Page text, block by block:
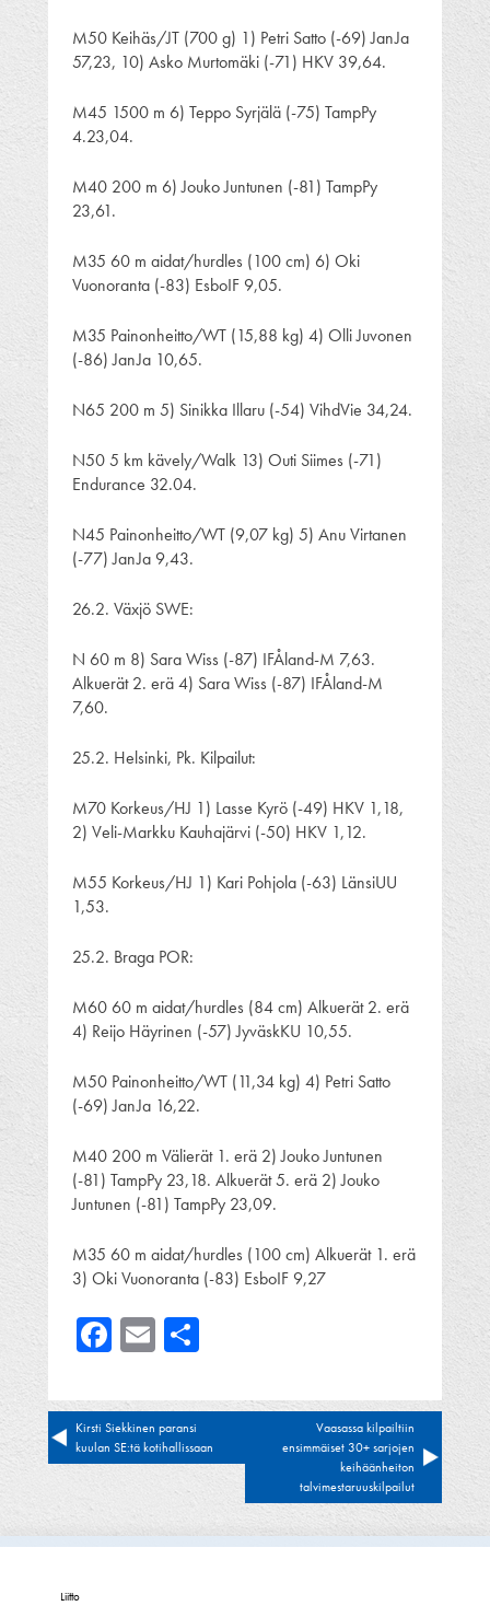
M50 Keihäs/JT (700 g) 1) Petri Satto (-69) JanJa
57,23, 10) Asko Murtomäki (-71) HKV 39,64.
M45 1500 m 6) Teppo Syrjälä (-75) TampPy
4.23,04.
M40 200 m 6) Jouko Juntunen (-81) TampPy
23,61.
M35 60 m aidat/hurdles (100 cm) 6) Oki
Vuonoranta (-83) EsboIF 9,05.
M35 Painonheitto/WT (15,88 kg) 4) Olli Juvonen
(-86) JanJa 10,65.
N65 200 m 5) Sinikka Illaru (-54) VihdVie 34,24.
N50 5 km kävely/Walk 13) Outi Siimes (-71)
Endurance 32.04.
N45 Painonheitto/WT (9,07 kg) 5) Anu Virtanen
(-77) JanJa 9,43.
26.2. Växjö SWE:
N 60 m 8) Sara Wiss (-87) IFÅland-M 7,63.
Alkuerät 2. erä 4) Sara Wiss (-87) IFÅland-M
7,60.
25.2. Helsinki, Pk. Kilpailut:
M70 Korkeus/HJ 1) Lasse Kyrö (-49) HKV 1,18,
2) Veli-Markku Kauhajärvi (-50) HKV 1,12.
M55 Korkeus/HJ 1) Kari Pohjola (-63) LänsiUU
1,53.
25.2. Braga POR:
M60 60 m aidat/hurdles (84 cm) Alkuerät 2. erä
4) Reijo Häyrinen (-57) JyväskKU 10,55.
M50 Painonheitto/WT (11,34 kg) 4) Petri Satto
(-69) JanJa 16,22.
M40 200 m Välierät 1. erä 2) Jouko Juntunen
(-81) TampPy 23,18. Alkuerät 5. erä 2) Jouko
Juntunen (-81) TampPy 23,09.
M35 60 m aidat/hurdles (100 cm) Alkuerät 1. erä
3) Oki Vuonoranta (-83) EsboIF 9,27
Facebook
Email
Artikkelien
selaus
Kirsti Siekkinen paransi
kuulan SE:tä kotihallissaan
Vaasassa kilpailtiin
ensimmäiset 30+ sarjojen
keihäänheiton
talvimestaruuskilpailut
Liitto